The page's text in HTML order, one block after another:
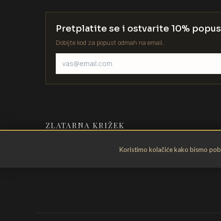
Koristimo kolačiće kako bismo
Pretplatite se i ostvarite 10%
Dobijte kod za popust odmah na email.
ZLATARNA KRIŽEK